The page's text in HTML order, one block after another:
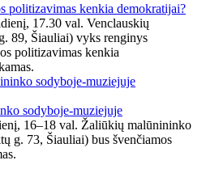
politizavimas kenkia demokratijai?
17.30 val. Venclauskių
89, Šiauliai) vyks renginys
politizavimas kenkia
sodyboje-muziejuje
16–18 val. Žaliūkių malūnininko
g. 73, Šiauliai) bus švenčiamos